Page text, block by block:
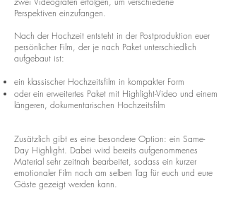
Perspektiven einzufangen.
Nach der Hochzeit entsteht in der Postproduktion euer
persönlicher Film, der je nach Paket unterschiedlich
aufgebaut ist:
ein klassischer Hochzeitsfilm in kompakter Form
oder ein erweitertes Paket mit Highlight-Video und einem
längeren, dokumentarischen Hochzeitsfilm
Zusätzlich gibt es eine besondere Option: ein Same-
Day Highlight. Dabei wird bereits aufgenommenes
Material sehr zeitnah bearbeitet, sodass ein kurzer
emotionaler Film noch am selben Tag für euch und eure
Gäste gezeigt werden kann.